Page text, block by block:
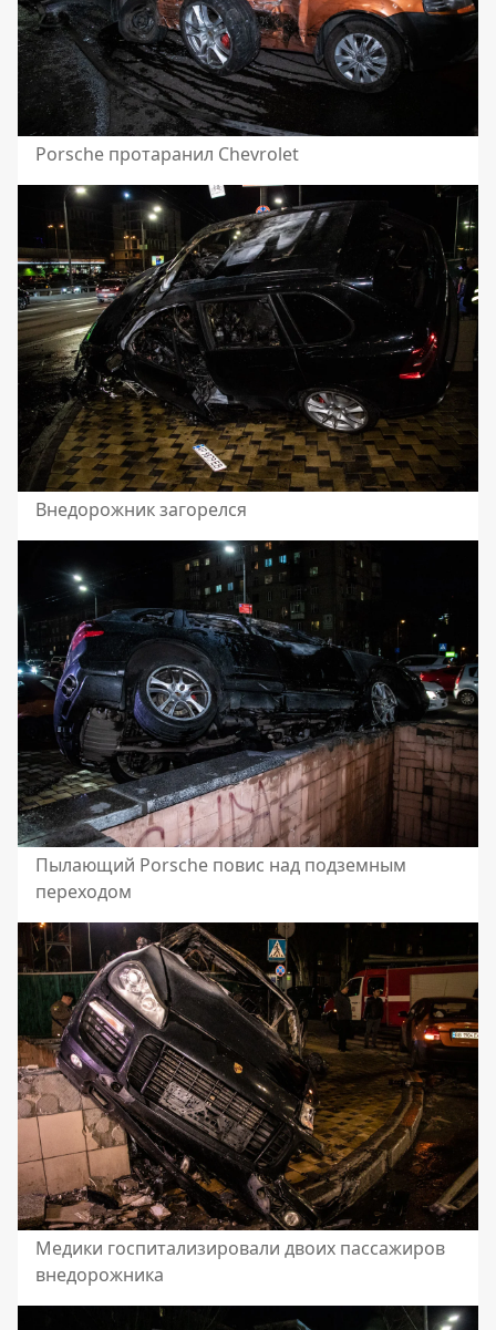
Porsche протаранил Chevrolet
Внедорожник загорелся
Пылающий Porsche повис над подземным
переходом
Медики госпитализировали двоих пассажиров
внедорожника